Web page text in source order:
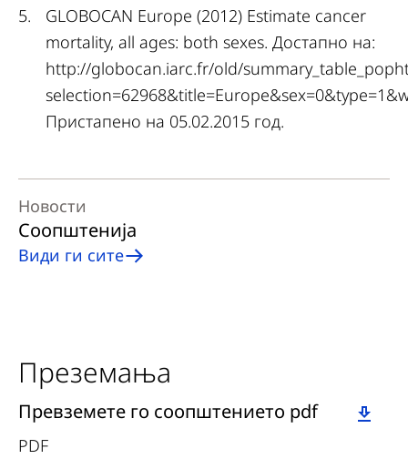
GLOBOCAN Europe (2012) Estimate cancer
mortality, all ages: both sexes. Достапно на:
http://globocan.iarc.fr/old/
Пристапено на 05.02.2015 год.
Новости
Соопштенија
Види ги сите
Преземања
Download
Превземете го соопштението pdf
PDF